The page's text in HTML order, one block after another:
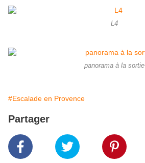
L4
panorama à la sortie
#Escalade en Provence
Partager